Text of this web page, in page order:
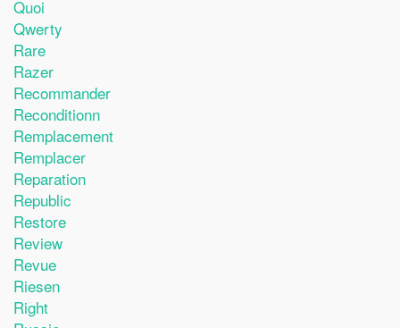
Quoi
Qwerty
Rare
Razer
Recommander
Reconditionn
Remplacement
Remplacer
Reparation
Republic
Restore
Review
Revue
Riesen
Right